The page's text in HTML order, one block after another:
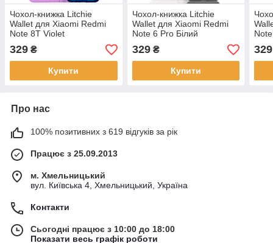
Чохол-книжка Litchie
Wallet для Xiaomi Redmi
Note 8T Violet
329 ₴
Купити
Чохол-книжка Litchie
Wallet для Xiaomi Redmi
Note 6 Pro Білий
329₴
Купити
Blue
329
Про нас
100% позитивних з 619 відгуків за рік
Працює з 25.09.2013
м. Хмельницький
вул. Київська 4, Хмельницький, Україна
Контакти
Сьогодні працює з 10:00 до 18:00
Показати весь графік роботи